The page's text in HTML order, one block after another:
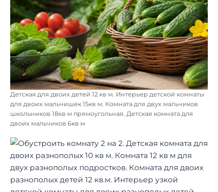
Детская для двоих детей 12 кв м. Интерьер детской комнаты
для двоих мальчишек 15кв м. Комната для двух мальчиков
школьников 18кв м прямоугольная. Детская комната для
двоих мальчиков 6кв м